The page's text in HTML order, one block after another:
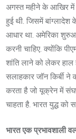
अगस्त महीने के आखिर में
हुई थी. जिसमें
आधार था. अमेरिका
करनी चाहिए. क्योंकि
शांति लाने को लेकर हाल
सलाहकार जॉन किर्बी ने
करता है जो यूक्रेन में
चाहता है. भारत युद्ध को
भारत एक प्रभावशाली